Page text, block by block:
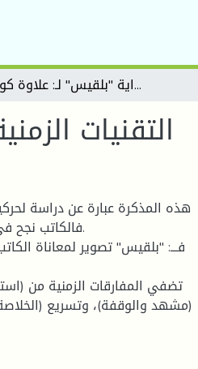
التقنيات الزمنية ودلالتها في رواية "بلقيس" لـ: علاوة كوسة
التقنيات
هذه المذكرة عبارة عن دراسة
فالكاتب نجح
فـــ: "بلقيس" تصوير لمعاناة
تضفي المفارقات الزمنية من
(مشهد والوقفة)، وتسريع